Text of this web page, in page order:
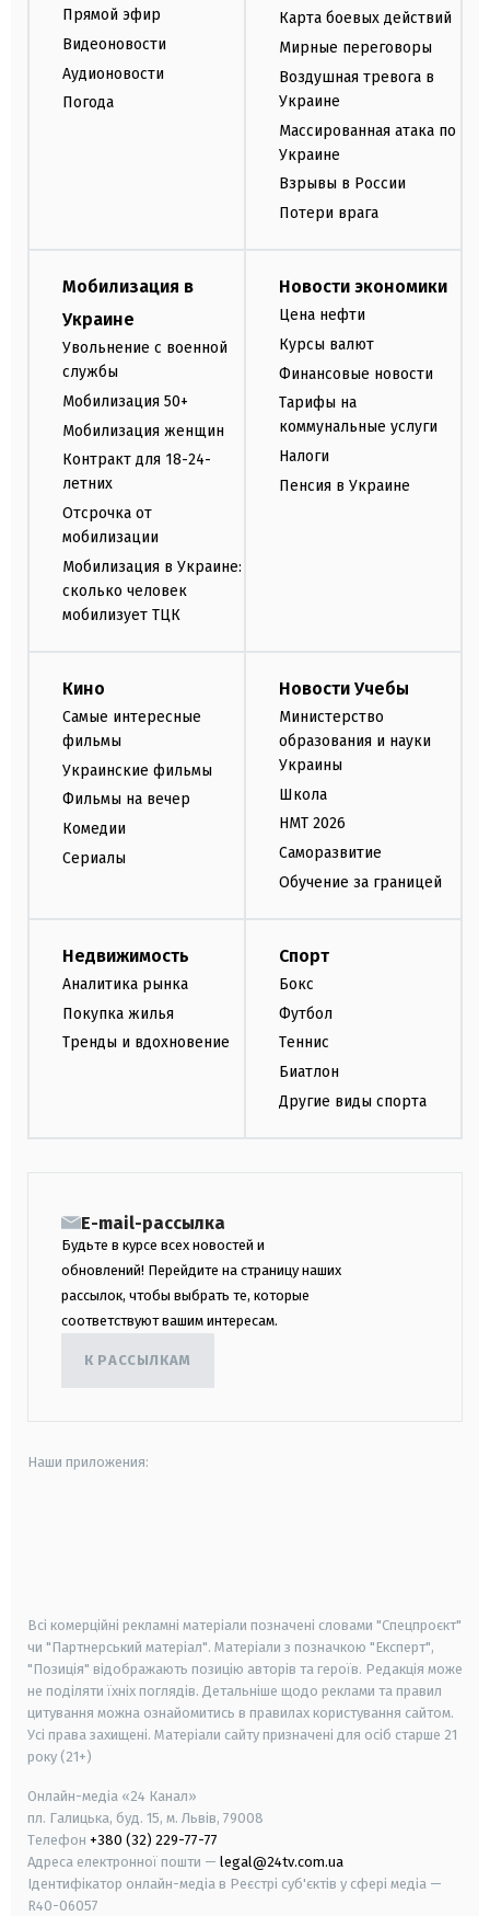
Прямой эфир
Видеоновости
Аудионовости
Погода
Карта боевых действий
Мирные переговоры
Воздушная тревога в
Украине
Массированная атака по
Украине
Взрывы в России
Потери врага
Мобилизация в
Украине
Увольнение с военной
службы
Мобилизация 50+
Мобилизация женщин
Контракт для 18-24-
летних
Отсрочка от
мобилизации
Мобилизация в Украине:
сколько человек
мобилизует ТЦК
Новости экономики
Цена нефти
Курсы валют
Финансовые новости
Тарифы на
коммунальные услуги
Налоги
Пенсия в Украине
Кино
Самые интересные
фильмы
Украинские фильмы
Фильмы на вечер
Комедии
Сериалы
Новости Учебы
Министерство
образования и науки
Украины
Школа
НМТ 2026
Саморазвитие
Обучение за границей
Недвижимость
Аналитика рынка
Покупка жилья
Тренды и вдохновение
Спорт
Бокс
Футбол
Теннис
Биатлон
Другие виды спорта
E-mail-рассылка
Будьте в курсе всех новостей и
обновлений! Перейдите на страницу наших
рассылок, чтобы выбрать те, которые
соответствуют вашим интересам.
К РАССЫЛКАМ
Наши приложения:
Всі комерційні рекламні матеріали позначені словами "Спецпроєкт"
чи "Партнерський матеріал". Матеріали з позначкою "Експерт",
"Позиція" відображають позицію авторів та героїв. Редакція може
не поділяти їхніх поглядів. Детальніше щодо реклами та правил
цитування можна ознайомитись в правилах користування сайтом.
Усі права захищені. Матеріали сайту призначені для осіб старше 21
року (21+)
Онлайн-медіа «24 Канал»
пл. Галицька, буд. 15, м. Львів, 79008
Телефон +380 (32) 229-77-77
Адреса електронної пошти — legal@24tv.com.ua
Ідентифікатор онлайн-медіа в Реєстрі суб'єктів у сфері медіа —
R40-06057